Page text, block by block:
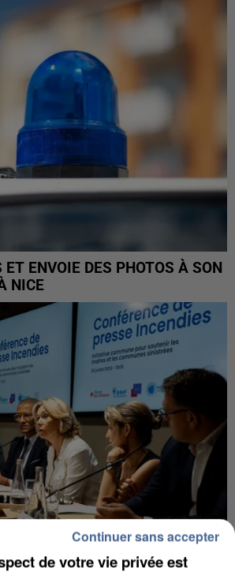
ET ENVOIE DES PHOTOS À SON
NICE
de votre vie privée est
Continuer sans accepter